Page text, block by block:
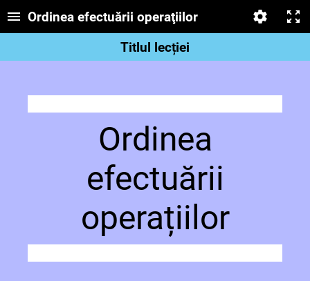
Ordinea efectuării operaţiilor
Titlul lecției
Ordinea
efectuării
operațiilor